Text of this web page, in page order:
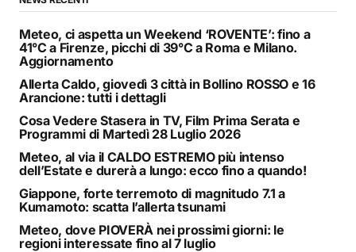
Meteo, ci aspetta un Weekend ‘ROVENTE’: fino a
41°C a Firenze, picchi di 39°C a Roma e Milano.
Aggiornamento
Allerta Caldo, giovedì 3 città in Bollino ROSSO e 16
Arancione: tutti i dettagli
Cosa Vedere Stasera in TV, Film Prima Serata e
Programmi di Martedì 28 Luglio 2026
Meteo, al via il CALDO ESTREMO più intenso
dell’Estate e durerà a lungo: ecco fino a quando!
Giappone, forte terremoto di magnitudo 7.1 a
Kumamoto: scatta l’allerta tsunami
Meteo, dove PIOVERÀ nei prossimi giorni: le
regioni interessate fino al 7 luglio